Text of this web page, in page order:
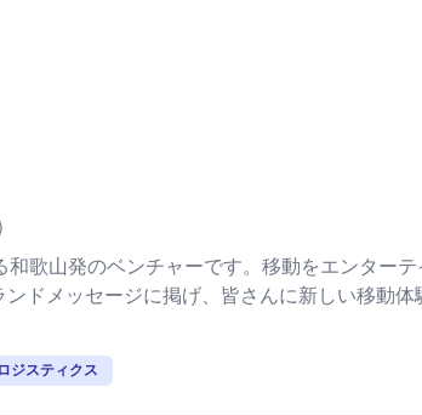
歌山発のベンチャーです。移動をエンター
ドメッセージに掲げ、皆さんに新しい移動体
ジスティクス